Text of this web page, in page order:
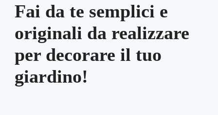
Fai da te semplici e
originali da realizzare
per decorare il tuo
giardino!